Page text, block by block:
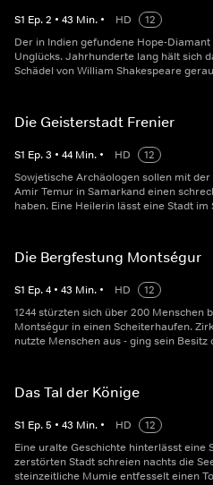
S1 Ep.2 • 43 Min. • HD
12
Der in Indien gefundene Hope-
Unglücks. Jahrhunderte lang hält sich
Schädel von William Shakespeare
Die Geisterstadt Frenier
S1 Ep.3 • 44 Min. • HD
12
Sowjetische Archäologen sollen mit
Amir Temur in Samarkand einen
haben. Eine Heilerin lässt eine Stadt
Die Bergfestung Montségur
S1 Ep.4 • 43 Min. • HD
12
1244 stürzten sich über 200 Menschen
Montségur in einen Scheiterhaufen.
nutzte Menschen aus - ging sein
Das Tal der Könige
S1 Ep.5 • 43 Min. • HD
12
Eine uralte Geschichte hinterlässt eine
zerstörten Stadt schreien nachts die
steinzeitliche Mumie entfesselt einen